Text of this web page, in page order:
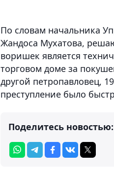
По словам начальника
Жандоса Мухатова,
воришек является
торговом доме за
другой петропавловец,
преступление было
Поделитесь новостью: